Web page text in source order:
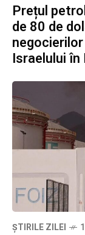
Prețul
de 80 de
Israelului în
ȘTIRILE ZILEI